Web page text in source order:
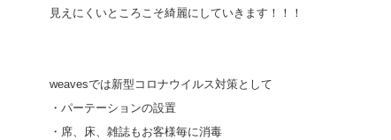
見えにくいところこそ綺麗にしていきます！！！
weavesでは新型コロナウイルス対策として
・パーテーションの設置
・席、床、雑誌もお客様毎に消毒